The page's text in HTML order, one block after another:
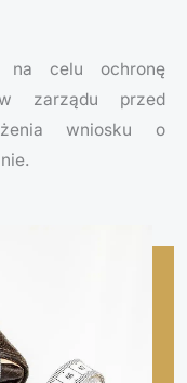
na celu ochronę
zarządu przed
wniosku o